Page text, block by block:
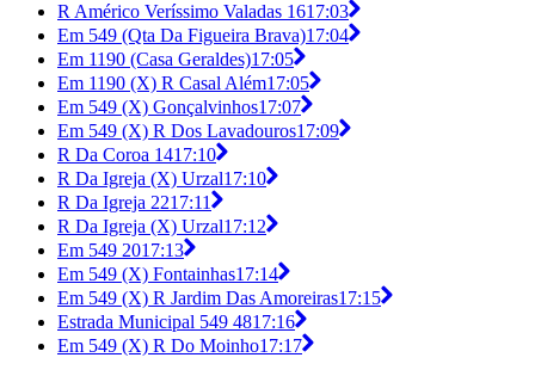
R Américo Veríssimo Valadas 1617:03
Em 549 (Qta Da Figueira Brava)17:04
Em 1190 (Casa Geraldes)17:05
Em 1190 (X) R Casal Além17:05
Em 549 (X) Gonçalvinhos17:07
Em 549 (X) R Dos Lavadouros17:09
R Da Coroa 1417:10
R Da Igreja (X) Urzal17:10
R Da Igreja 2217:11
R Da Igreja (X) Urzal17:12
Em 549 2017:13
Em 549 (X) Fontainhas17:14
Em 549 (X) R Jardim Das Amoreiras17:15
Estrada Municipal 549 4817:16
Em 549 (X) R Do Moinho17:17